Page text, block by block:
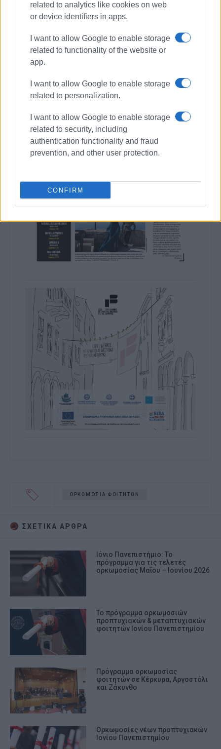
related to analytics like cookies on web
or device identifiers in apps.
I want to allow Google to enable storage
related to functionality of the website or
app.
I want to allow Google to enable storage
related to personalization.
I want to allow Google to enable storage
related to security, including
authentication functionality and fraud
prevention, and other user protection.
CONFIRM
Συνδρομητές στο e-paper
ΟΡΚΩΜΟΣΙΑ ΦΟΙΤΗΤΩΝ
ΣΧΕΤΙΚA AΡΘΡΑ
Ιόνιο Πανεπιστήμιο: Το
πρόγραμμα για τις τελετές
ορκωμοσίας Μαΐου – Ιουνίου 2026
Το πρόγραμμα ορκωμοσιών
προπτυχιακών & μεταπτυχιακών
φοιτητών Ιονίου Πανεπιστημίου
Πρόγραμμα ορκωμοσίας
φοιτητών σε Κέρκυρα, Αργοστόλι
και Ζάκυνθο
Ορκωμοσίες νέων προπτυχιακών
Ιονίου Πανεπιστημίου